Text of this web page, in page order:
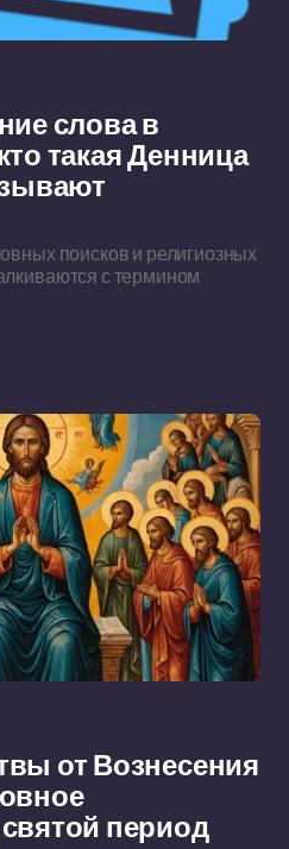
слова в
такая Денница
поисков и религиозных
с термином
от Вознесения
период